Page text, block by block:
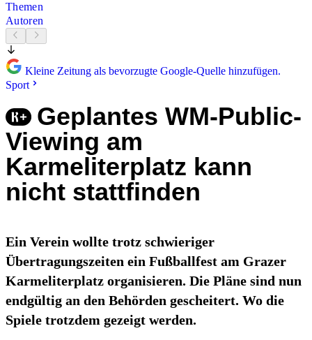
Themen
Autoren
Kleine Zeitung als bevorzugte Google-Quelle hinzufügen.
Sport
Geplantes WM-Public-
Viewing am
Karmeliterplatz kann
nicht stattfinden
Ein Verein wollte trotz schwieriger
Übertragungszeiten ein Fußballfest am Grazer
Karmeliterplatz organisieren. Die Pläne sind nun
endgültig an den Behörden gescheitert. Wo die
Spiele trotzdem gezeigt werden.